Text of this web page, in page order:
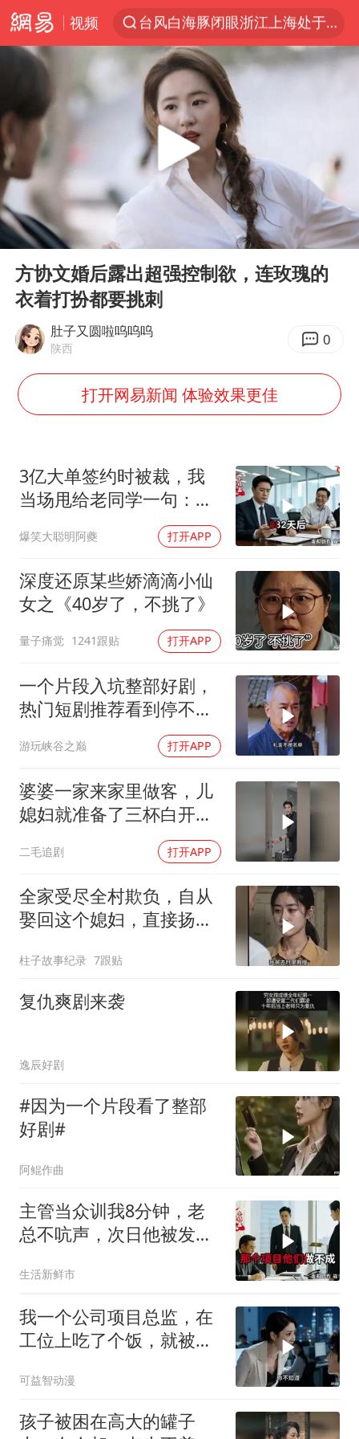
视频
“China Cool”火了，老外爱上中国避暑游
香港宏福苑火灾或由烟头引起
浙江台州《告全体市民书》
伊斯兰版北约来了吗
四川宜宾3.4级地震
网约车司机充电时猝死保险拒赔
陕西柞水泥石流已致2死 仍有1人失联
泰国初中生饮弹自尽前开了26枪
多所高校取消艺考
22岁女生独闯南太行失联12天
薛之谦杭州站演唱会取消
今年第二强台风将带来多大影响
“准2万亿”之城点名支持三所大学
习近平心系体育强国建设
Play
00:00 01:29
方协文婚后露出超强控制欲，连玫瑰的
衣着打扮都要挑刺
肚子又圆啦呜呜呜
陕西 0
打开网易新闻 体验效果更佳
3亿大单签约时被裁，我
当场甩给老同学一句：不
爆笑大聪明阿夔 打开APP
深度还原某些娇滴滴小仙
女之《40岁了，不挑了》
量子痛觉 1241跟贴 打开APP
一个片段入坑整部好剧，
热门短剧推荐看到停不下
游玩峡谷之巅 打开APP
婆婆一家来家里做客，儿
媳妇就准备了三杯白开
二毛追剧 打开APP
全家受尽全村欺负，自从
娶回这个媳妇，直接扬眉
柱子故事纪录 7跟贴
复仇爽剧来袭
逸辰好剧
#因为一个片段看了整部
好剧#
阿鲲作曲
主管当众训我8分钟，老
总不吭声，次日他被发配
生活新鲜市
我一个公司项目总监，在
工位上吃了个饭，就被新
可益智动漫
孩子被困在高大的罐子